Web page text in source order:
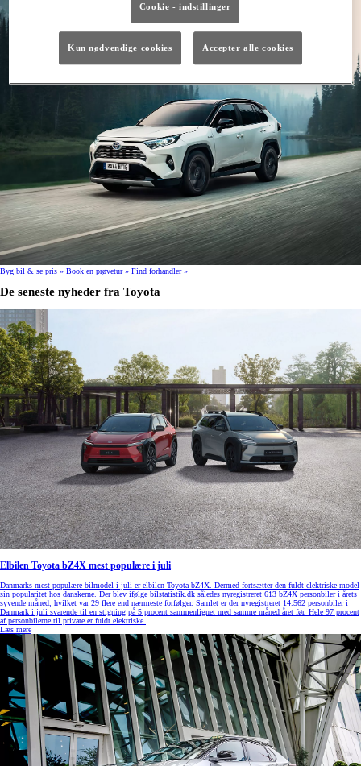
Byg bil & se pris » Book en prøvetur » Find forhandler »
De seneste nyheder fra Toyota
Elbilen Toyota bZ4X mest populære i juli
Danmarks mest populære bilmodel i juli er elbilen Toyota bZ4X. Dermed fortsætter den fuldt elektriske model
sin popularitet hos danskerne. Der blev ifølge bilstatistik.dk således nyregistreret 613 bZ4X personbiler i årets
syvende måned, hvilket var 29 flere end nærmeste forfølger. Samlet er der nyregistreret 14.562 personbiler i
Danmark i juli svarende til en stigning på 5 procent sammenlignet med samme måned året før. Hele 97 procent
af personbilerne til private er fuldt elektriske.
Læs mere
Cookie - indstillinger
Kun nødvendige cookies Accepter alle cookies